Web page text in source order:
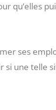
qu’elles
ses
une telle